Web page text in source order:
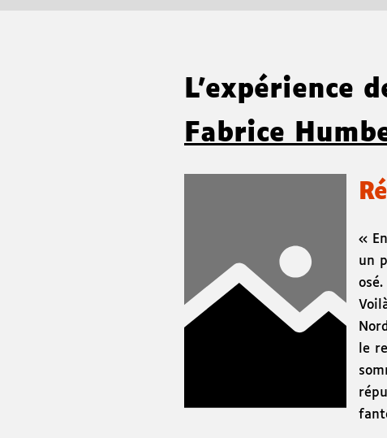
L'expérience
Fabrice
«
un
le